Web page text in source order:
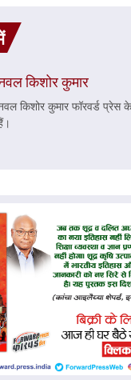
किशोर कुमार
किशोर कुमार फॉरवर्ड प्रेस